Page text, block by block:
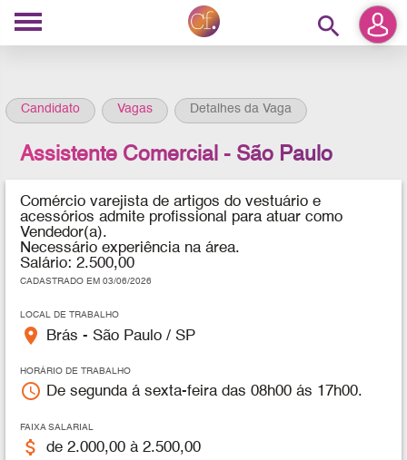
search
Candidato Vagas Detalhes da Vaga
Assistente Comercial - São Paulo
Comércio varejista de artigos do vestuário e
acessórios admite profissional para atuar como
Vendedor(a).
Necessário experiência na área.
Salário: 2.500,00
CADASTRADO EM 03/06/2026
LOCAL DE TRABALHO
place Brás - São Paulo / SP
HORÁRIO DE TRABALHO
access_time De segunda á sexta-feira das 08h00 ás 17h00.
FAIXA SALARIAL
attach_money de 2.000,00 à 2.500,00